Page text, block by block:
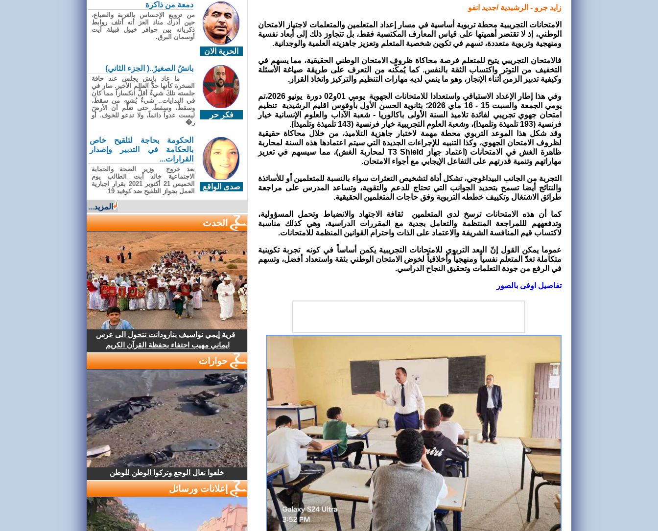
زايد جرو - الرشيدية /جديد انفو
الامتحانات التجريبية محطة تربوية أساسية في مسار إعداد المتعلمين والمتعلمات لاجتياز الامتحان
الوطني، إذ لا تقتصر أهميتها على قياس المعارف المكتسبة فقط، بل تتجاوز ذلك إلى أبعاد نفسية
ومنهجية وتربوية متعددة، تسهم في تكوين شخصية المتعلم وتعزيز جاهزيته العلمية والوجدانية.
فالامتحان التجريبي يتيح للمتعلم فرصة محاكاة ظروف الامتحان الوطني الحقيقية، مما يسهم في
التخفيف من التوتر واكتساب الثقة بالنفس. كما يُمكّنه من التعرف على طريقة صياغة الأسئلة
وكيفية تدبير الزمن أثناء الإنجاز، وهو ما ينمي لديه مهارات التنظيم والتركيز واتخاذ القرار.
وفي هذا إطار الإعداد الاستباقي واستعدادا للامتحانات الجهوية يومي 01و02 دورة يونيو 2026،تم
يومي الجمعة والسبت 15 - 16 ماي 2026؛ بثانوية الحسن الأول بأوفوس اقليم الرشيدية تنظيم
امتحان جهوي تجريبي لفائدة تلاميذ السنة الأولى باكالوريا - شعبة الآداب والعلوم الإنسانية خيار
فرنسية (193 تلميذة وتلميذا
)، وشعبة العلوم التجريبية خيار فرنسية (143 تلميذة وتلميذا).
وقد شكل هذا الموعد التربوي محطة مهمة لاختبار جاهزية التلاميذ، من خلال محاكاة حقيقية
لظروف الامتحان الجهوي، وكذا التنبيه للإجراءات الجديدة التي سيتم اعتمادها هذه السنة لمحاربة
ظاهرة الغش في الامتحانات (اعتماد جهاز
لمحاربة الغش)، مما سيسهم في تعزيز
مهاراتهم وتنمية قدرتهم على التفاعل الإيجابي مع أجواء الامتحان.
التجربة من الجانب البيداغوجي، تشكل أداة لتشخيص التعثرات سواء بالنسبة للمتعلمين أو للأساتذة
والنتائج أيضا تسمح بتحديد الجوانب التي تحتاج للدعم والتقوية، وتساعد المدرس على مراجعة
طرائق الاشتغال وتكييف خططه التربوية وفق حاجات المتعلمين الحقيقية.
كما أن هذه الامتحانات ترسخ لدى المتعلمين ثقافة الاجتهاد والانضباط وتحمل المسؤولية،
وتدفعههم لللمراجعة المنتظمة والتعامل بجدية مع المقررات الدراسية، وهي كذلك مناسبة
لاكتساب قيم المنافسة الشريفة والاعتماد على الذات واحترام القوانين المنظمة للامتحانات.
عموما يمكن القول إنّ البعد التربوي للامتحانات التجريبية يكمن أساساً في كونه تجربة تكوينية
متكاملة تعدّ المتعلم نفسياً ومنهجياً وأخلاقياً لخوض الامتحان الوطني بثقة واستعداد أفضل، وتسهم
في الرفع من جودة التعلمات وتحقيق النجاح الدراسي.
تفاصيل اوفى بالصور
الحرية الان
دمعة من ذاكرة
من ترويع الإحساس بالغربة والضياع،
حين أدرك مناد العز أنه أتلف روابط
ذكرياته بين حوافر خيول قبيلة آيت
أوسمان البرق.
فكر حر
بانشُ الصغيرُ..( الجزء الثاني)
ما عاد بانش يجلس عند حافة
الصخرة كأنها حدُّ العالم الأخير. صار في
جلسته تلكَ شيءٌ أقلُّ انكساراً مما كان
في البدايات.. شيءٌ يُشبِه من سقطَ،
وسقطَ، وسقطَ، حتى تعلّم أن الأرضَ
ليست عدواً دائماً، ولا تدعو للخوف. أو
ر�
صدى الواقع
الحكومة بحاجة لتلقيح خاص
بالحكامة في التدبير وإصدار
القرارات...
بعد خروج وزير الصحة والحماية
الاجتماعية خالد أبت الطالب يوم
الخميس 21 أكتوبر 2021 بقرار اجبارية
العمل بجواز التلقيح ضد كوفيد 19
المزيد...
الحدث
قرية إيمي نواسيف بتارودانت تتحول الى عرس
ايماني مهيب احتفاء بحفظة القرآن الكريم
حوارات
خلعوا نعال الوجع وتركوا الوطن للوطن
إعلانات ورسائل